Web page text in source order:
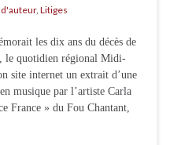
, Litiges
les dix ans du décès de
le quotidien régional Midi-
site internet un extrait d’une
musique par l’artiste Carla
France » du Fou Chantant,